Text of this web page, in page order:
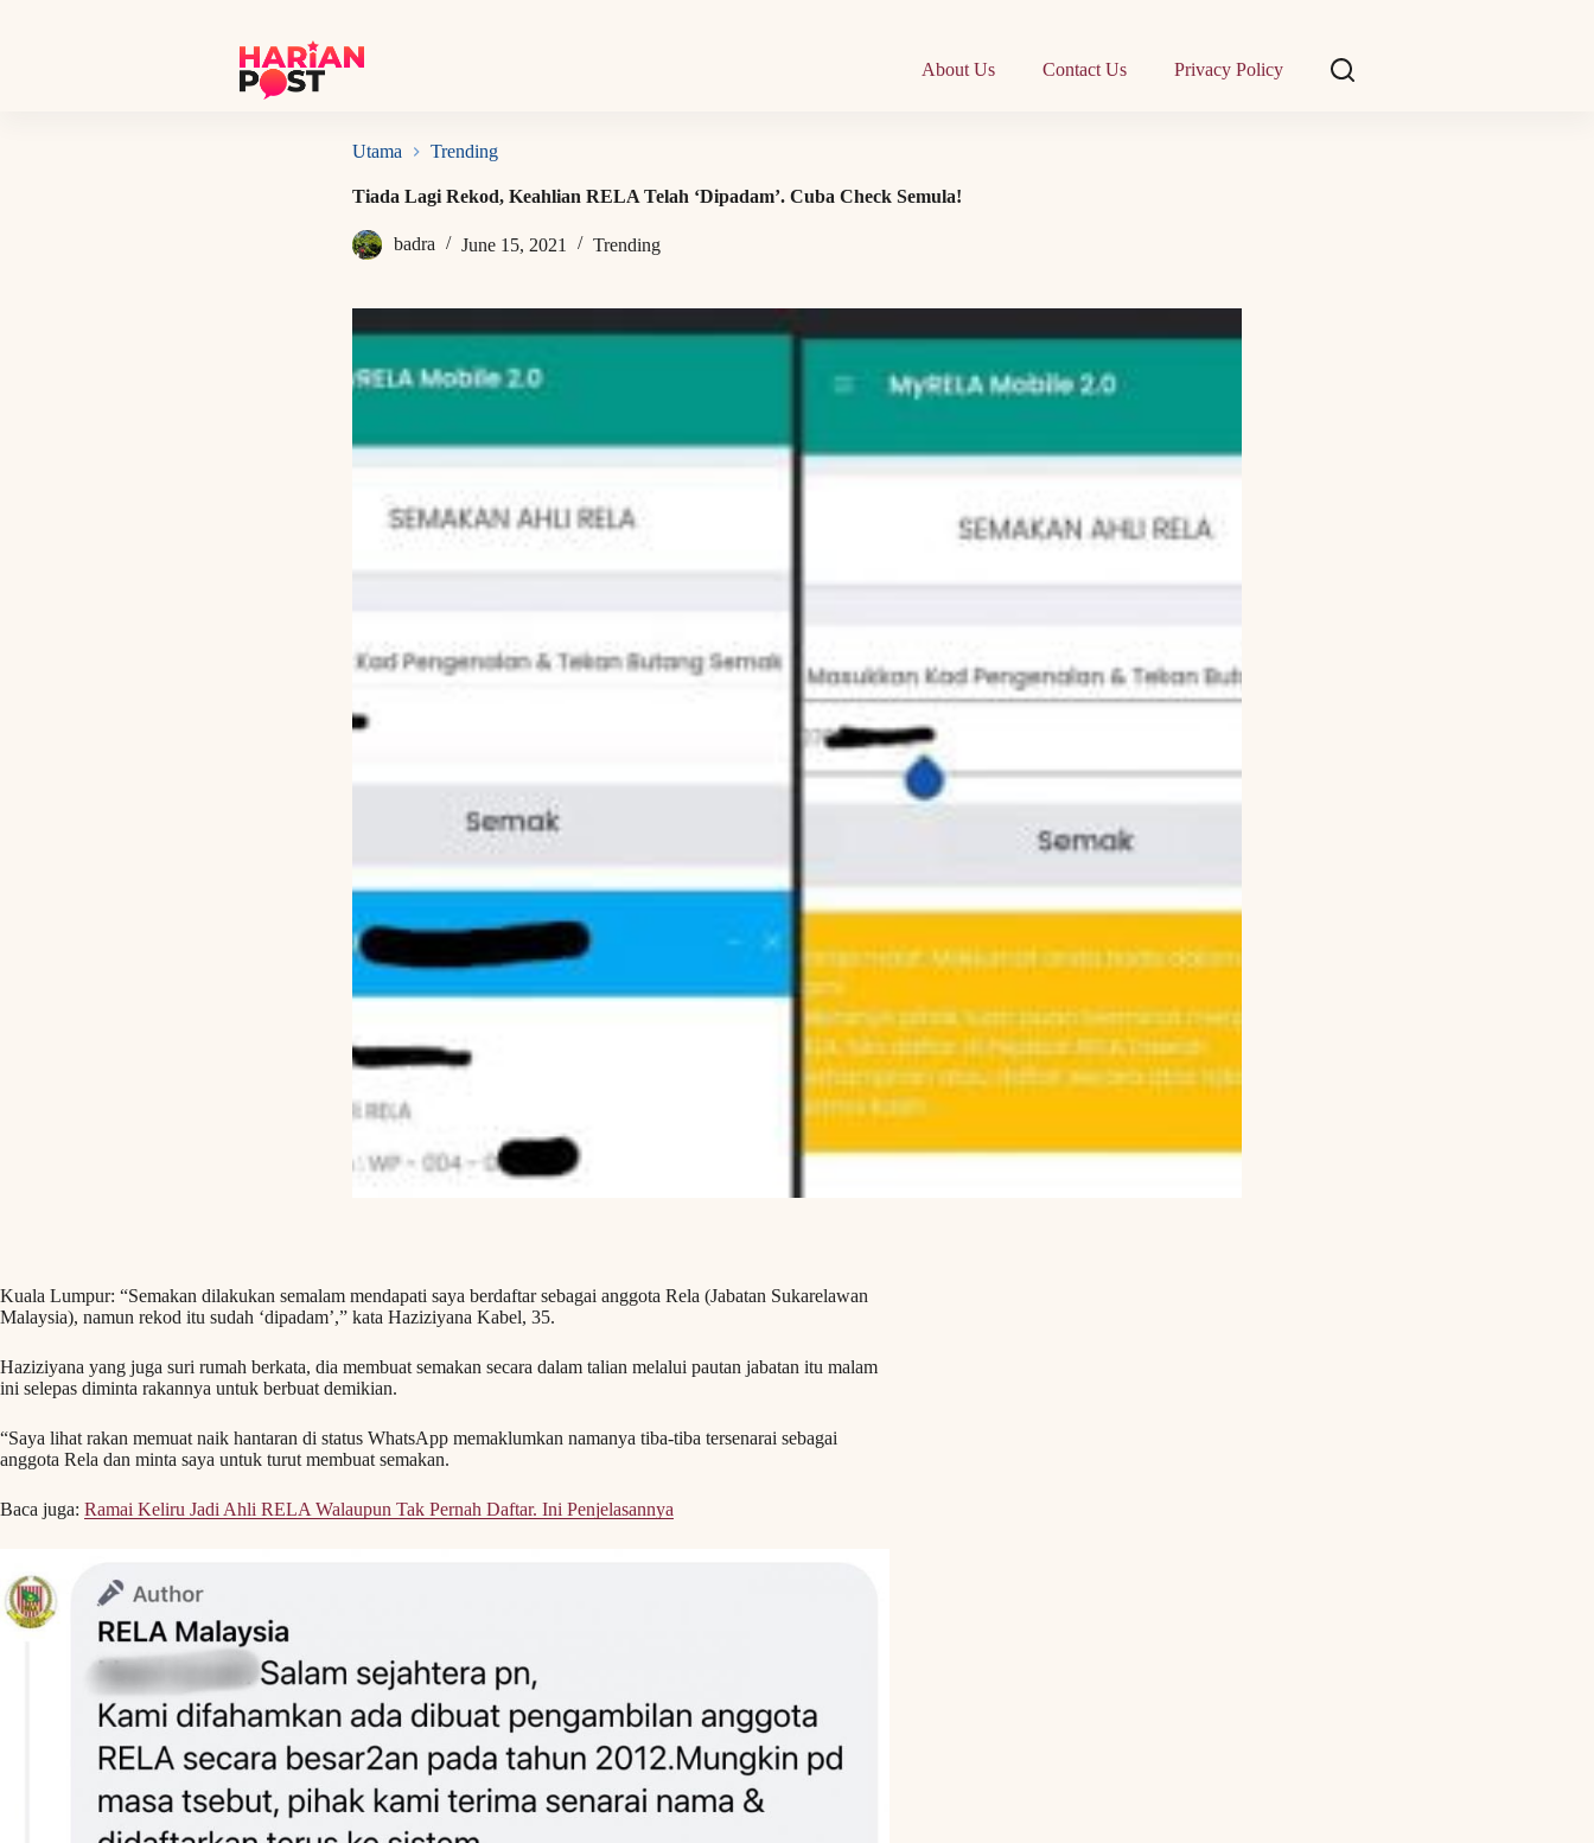
About Us Contact Us Privacy Policy
Utama Trending
Tiada Lagi Rekod, Keahlian RELA Telah ‘Dipadam’. Cuba Check Semula!
badra June 15, 2021 Trending
Kuala Lumpur: “Semakan dilakukan semalam mendapati saya berdaftar sebagai anggota Rela (Jabatan Sukarelawan
Malaysia), namun rekod itu sudah ‘dipadam’,” kata Haziziyana Kabel, 35.
Haziziyana yang juga suri rumah berkata, dia membuat semakan secara dalam talian melalui pautan jabatan itu malam
ini selepas diminta rakannya untuk berbuat demikian.
“Saya lihat rakan memuat naik hantaran di status WhatsApp memaklumkan namanya tiba-tiba tersenarai sebagai
anggota Rela dan minta saya untuk turut membuat semakan.
Baca juga: Ramai Keliru Jadi Ahli RELA Walaupun Tak Pernah Daftar. Ini Penjelasannya